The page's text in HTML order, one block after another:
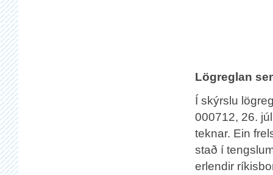
Lögreglan
Í skýrslu
000712, 26.
teknar. Ein
stað í
erlendir